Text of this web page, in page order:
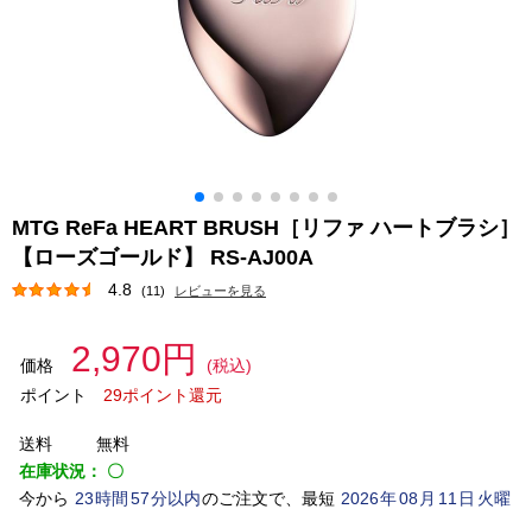
MTG ReFa HEART BRUSH［リファ ハートブラシ］
【ローズゴールド】 RS-AJ00A
4.8 (11) レビューを見る
価格 2,970円
(税込)
ポイント
29ポイント還元
送料
無料
在庫状況： 〇
今から 23時間 57分以内のご注文で、最短 2026年08 月 11 日火曜